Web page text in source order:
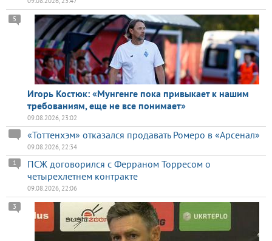
Игорь Костюк: «Мунгенге пока привыкает к нашим
требованиям, еще не все понимает»
5
09.08.2026, 23:02
«Тоттенхэм» отказался продавать Ромеро в «Арсенал»
09.08.2026, 22:34
ПСЖ договорился с Ферраном Торресом о
четырехлетнем контракте
1
09.08.2026, 22:06
3